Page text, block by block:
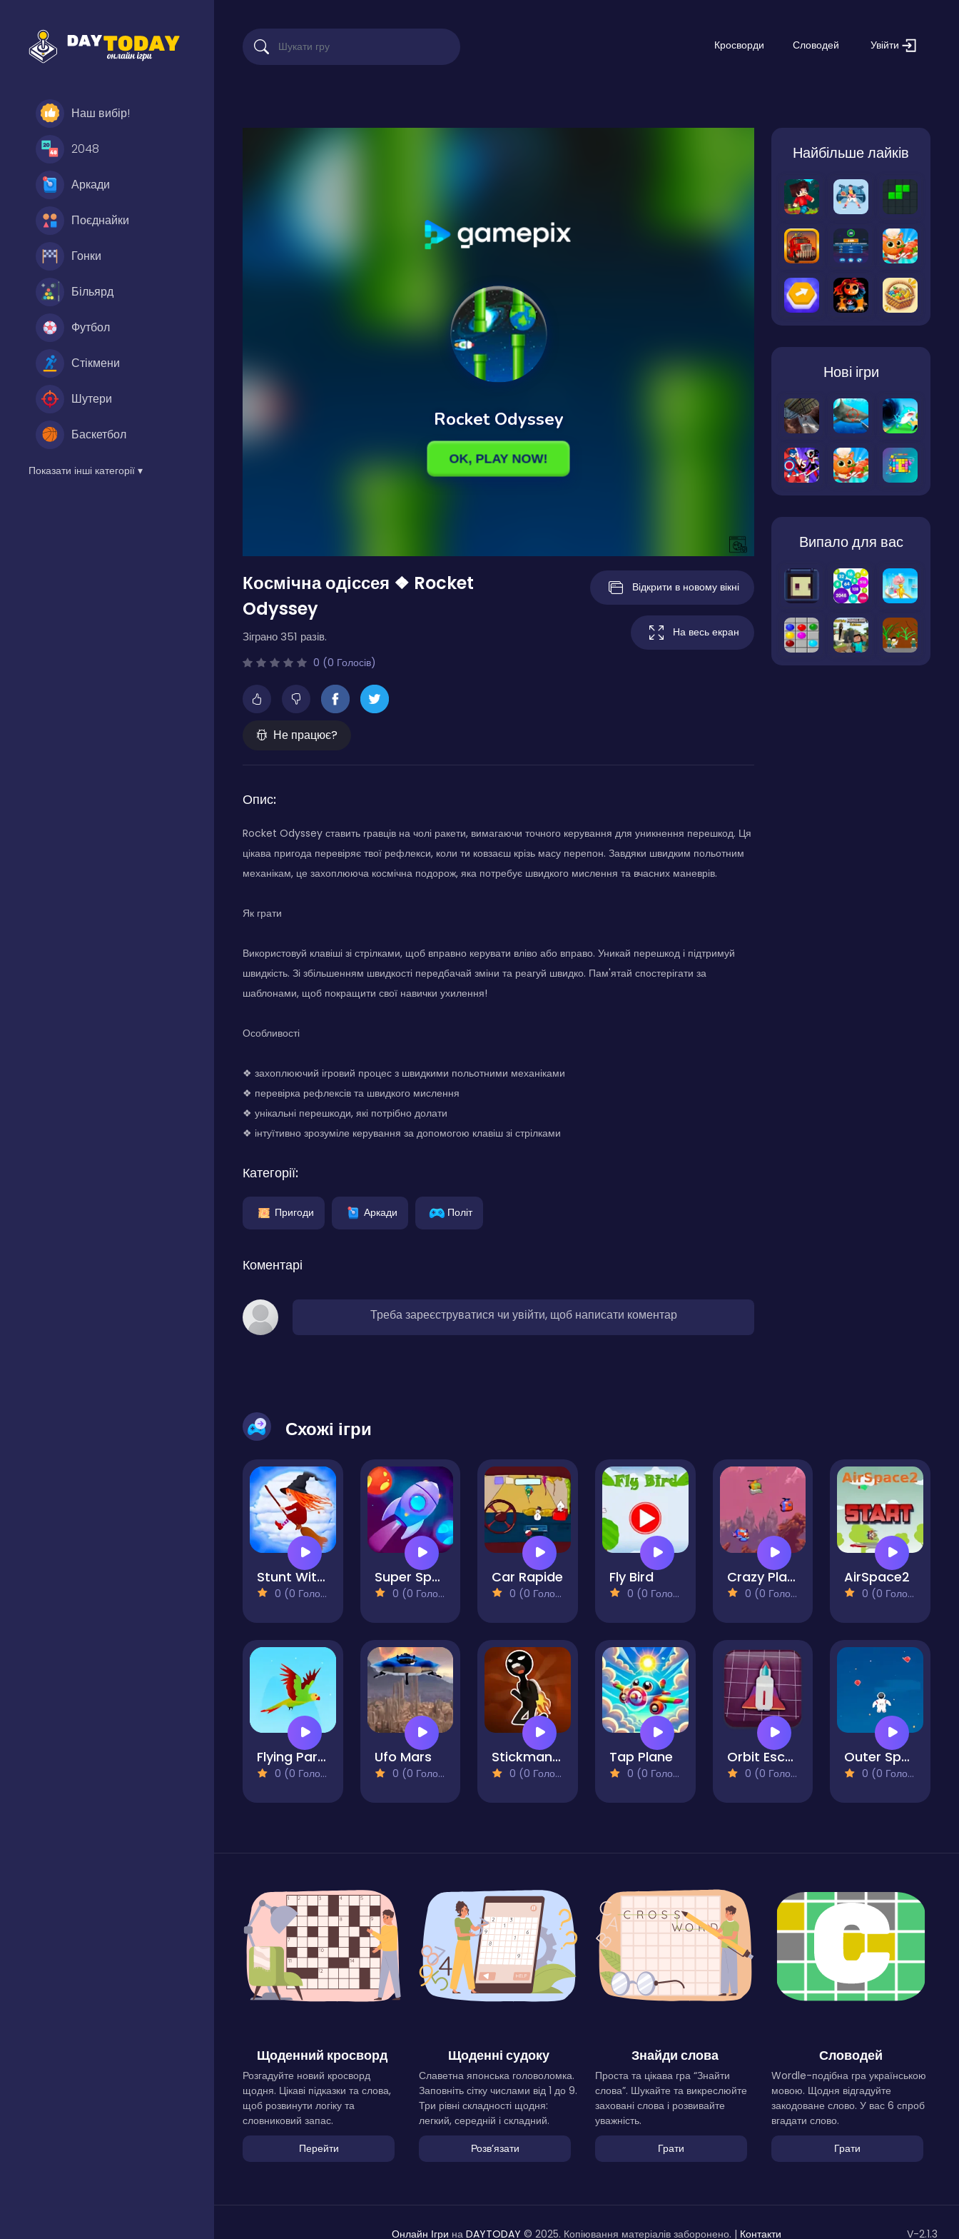
Наш вибір!
2048
Аркади
Поєднайки
Гонки
Більярд
Футбол
Стікмени
Шутери
Баскетбол
Показати інші категорії ▾
Кросворди Словодей Увійти
Космічна одіссея ❖ Rocket
Odyssey
Зіграно 351 разів.
0 (0 Голосів)
Не працює?
Відкрити в новому вікні
На весь екран
Опис:
Rocket Odyssey ставить гравців на чолі ракети, вимагаючи точного керування для уникнення перешкод. Ця
цікава пригода перевіряє твої рефлекси, коли ти ковзаєш крізь масу перепон. Завдяки швидким польотним
механікам, це захоплююча космічна подорож, яка потребує швидкого мислення та вчасних маневрів.
Як грати
Використовуй клавіші зі стрілками, щоб вправно керувати вліво або вправо. Уникай перешкод і підтримуй
швидкість. Зі збільшенням швидкості передбачай зміни та реагуй швидко. Пам'ятай спостерігати за
шаблонами, щоб покращити свої навички ухилення!
Особливості
❖ захоплюючий ігровий процес з швидкими польотними механіками
❖ перевірка рефлексів та швидкого мислення
❖ унікальні перешкоди, які потрібно долати
❖ інтуїтивно зрозуміле керування за допомогою клавіш зі стрілками
Категорії:
Пригоди Аркади Політ
Коментарі
Треба зареєструватися чи увійти, щоб написати коментар
Найбільше лайків
Нові ігри
Випало для вас
Схожі ігри
Stunt Witch
0 (0 Голосів)
Super Space Adventure
0 (0 Голосів)
Car Rapide
0 (0 Голосів)
Fly Bird
0 (0 Голосів)
Crazy Plane Shooter
0 (0 Голосів)
AirSpace2
0 (0 Голосів)
Flying Parrot
0 (0 Голосів)
Ufo Mars
0 (0 Голосів)
Stickman Jetpack
0 (0 Голосів)
Tap Plane
0 (0 Голосів)
Orbit Escape
0 (0 Голосів)
Outer Space
0 (0 Голосів)
Щоденний кросворд
Розгадуйте новий кросворд
щодня. Цікаві підказки та слова,
щоб розвинути логіку та
словниковий запас.
Перейти
Щоденні судоку
Славетна японська головоломка.
Заповніть сітку числами від 1 до 9.
Три рівні складності щодня:
легкий, середній і складний.
Розвʼязати
Знайди слова
Проста та цікава гра “Знайти
слова”. Шукайте та викреслюйте
заховані слова і розвивайте
уважність.
Грати
Словодей
Wordle-подібна гра українською
мовою. Щодня відгадуйте
закодоване слово. У вас 6 спроб
вгадати слово.
Грати
Онлайн Ігри на DAYTODAY © 2025. Копіювання матеріалів заборонено. | Контакти V-2.1.3